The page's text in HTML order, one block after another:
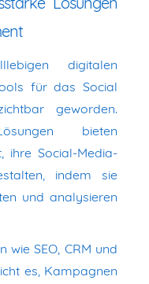
digitalen
für das Social
geworden.
bieten
ihre Social-Media-
indem sie
und analysieren
wie SEO, CRM und
es, Kampagnen